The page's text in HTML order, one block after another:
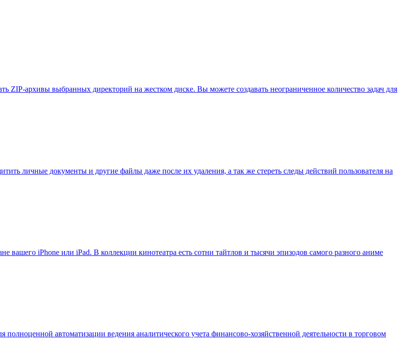
ZIP-архивы выбранных директорий на жестком диске. Вы можете создавать неограниченное количество задач для
личные документы и другие файлы даже после их удаления, а так же стереть следы действий пользователя на
вашего iPhone или iPad. В коллекции кинотеатра есть сотни тайтлов и тысячи эпизодов самого разного аниме
полноценной автоматизации ведения аналитического учета финансово-хозяйственной деятельности в торговом